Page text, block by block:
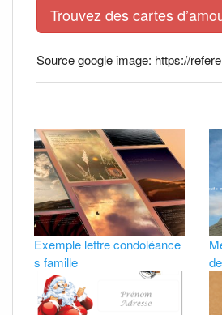
Trouvez des cartes
Source google image: https://
Exemple lettre condoléance
s famille